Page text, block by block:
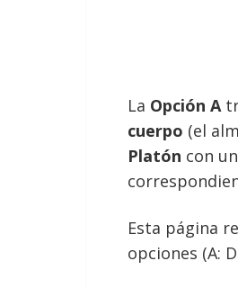
La Opción A
cuerpo (el
Platón con
Esta página
opciones (A: